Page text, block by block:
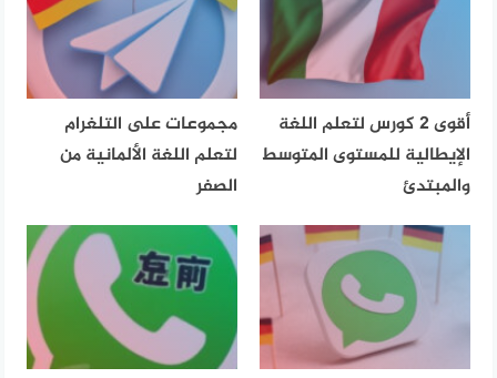
أقوى 2 كورس لتعلم اللغة
الإيطالية للمستوى المتوسط
والمبتدئ
مجموعات على التلغرام
لتعلم اللغة الألمانية من
الصفر